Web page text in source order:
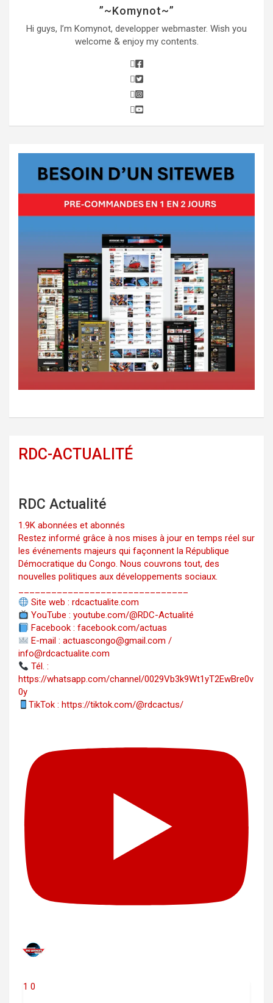
”~Komynot~”
Hi guys, I’m Komynot, developper webmaster. Wish you
welcome & enjoy my contents.
RDC-ACTUALITÉ
RDC Actualité
1.9K abonnées et abonnés
Restez informé grâce à nos mises à jour en temps réel sur
les événements majeurs qui façonnent la République
Démocratique du Congo. Nous couvrons tout, des
nouvelles politiques aux développements sociaux.
Site web : rdcactualite.com
YouTube : youtube.com/@RDC-Actualité
Facebook : facebook.com/actuas
E-mail : actuascongo@gmail.com /
info@rdcactualite.com
Tél. : ‪‪‪‪‪‪‪‪‪‪‪‪‪‪‪‪‪‪‪‪‪‪‪‪‪‪‪‪‪‪‪‪
https://whatsapp.com/channel/0029Vb3k9Wt1yT2EwBre0v
0y
TikTok : https://tiktok.com/@rdcactus/
1 0